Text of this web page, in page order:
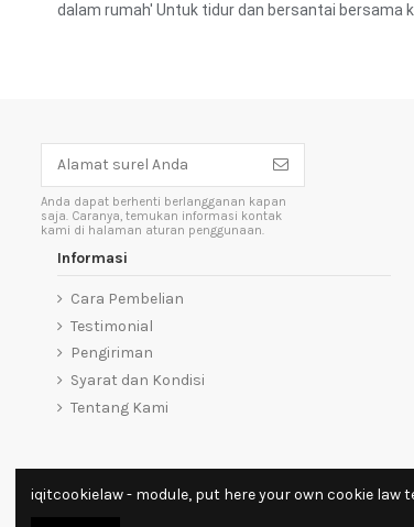
dalam rumah' Untuk tidur dan bersantai bersama
Anda dapat berhenti berlangganan kapan
saja. Caranya, temukan informasi kontak
kami di halaman aturan penggunaan.
Informasi
Cara Pembelian
Testimonial
Pengiriman
Syarat dan Kondisi
Tentang Kami
iqitcookielaw - module, put here your own cookie law